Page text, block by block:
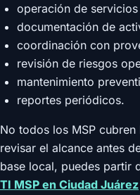
operación de
documentación de
coordinación con
revisión de riesgos
mantenimiento
reportes periódicos.
No todos los MSP
revisar el alcance antes
base local, puedes partir
TI MSP en Ciudad Juárez